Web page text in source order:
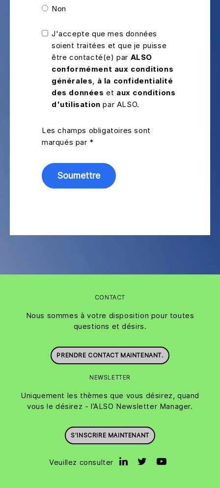
Non
J'accepte que mes données
soient traitées et que je puisse
être contacté(e) par ALSO
conformément aux conditions
générales, à la confidentialité
des données et aux conditions
d'utilisation par ALSO.
Les champs obligatoires sont
marqués par *
CONTACT
Nous sommes à votre disposition pour toutes
questions et désirs.
PRENDRE CONTACT MAINTENANT.
NEWSLETTER
Uniquement les thèmes que vous désirez, quand
vous le désirez - l’ALSO Newsletter Manager.
S’INSCRIRE MAINTENANT
Veuillez consulter